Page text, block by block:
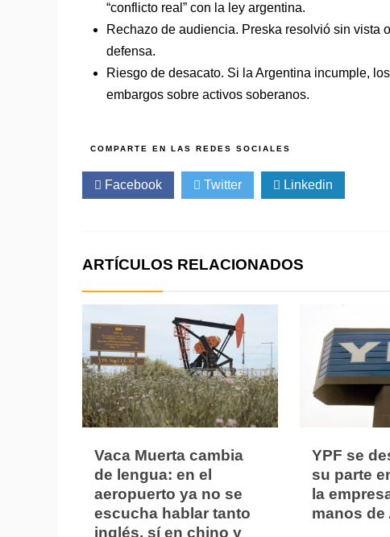
“conflicto real” con la ley argentina.
Rechazo de audiencia. Preska resolvió sin vista
defensa.
Riesgo de desacato. Si la Argentina incumple,
embargos sobre activos soberanos.
Facebook Twitter Linkedin
ARTÍCULOS RELACIONADOS
Vaca Muerta cambia
de lengua: en el
aeropuerto ya no se
escucha hablar tanto
inglés, sí en chino y
YPF se
su parte
la
manos de